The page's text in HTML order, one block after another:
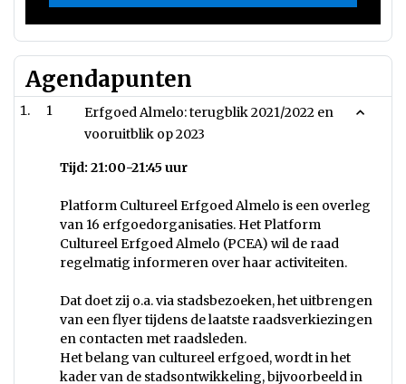
Agendapunten
1
Erfgoed Almelo: terugblik 2021/2022 en
vooruitblik op 2023
Tijd: 21:00-21:45 uur
Platform Cultureel Erfgoed Almelo is een overleg
van 16 erfgoedorganisaties. Het Platform
Cultureel Erfgoed Almelo (PCEA) wil de raad
regelmatig informeren over haar activiteiten.
Dat doet zij o.a. via stadsbezoeken, het uitbrengen
van een flyer tijdens de laatste raadsverkiezingen
en contacten met raadsleden.
Het belang van cultureel erfgoed, wordt in het
kader van de stadsontwikkeling, bijvoorbeeld in